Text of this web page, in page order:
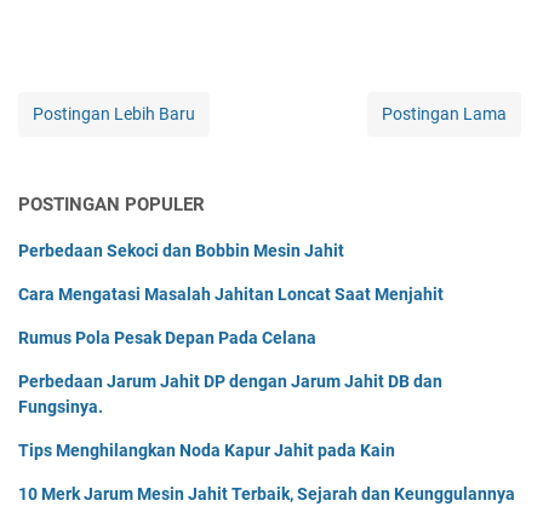
Postingan Lebih Baru Postingan Lama
POSTINGAN POPULER
Perbedaan Sekoci dan Bobbin Mesin Jahit
Cara Mengatasi Masalah Jahitan Loncat Saat Menjahit
Rumus Pola Pesak Depan Pada Celana
Perbedaan Jarum Jahit DP dengan Jarum Jahit DB dan
Fungsinya.
Tips Menghilangkan Noda Kapur Jahit pada Kain
10 Merk Jarum Mesin Jahit Terbaik, Sejarah dan Keunggulannya